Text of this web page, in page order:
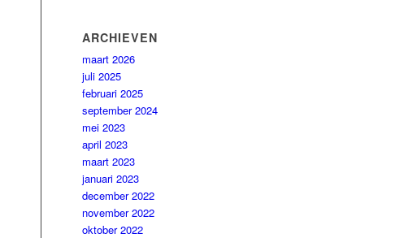
ARCHIEVEN
maart 2026
juli 2025
februari 2025
september 2024
mei 2023
april 2023
maart 2023
januari 2023
december 2022
november 2022
oktober 2022